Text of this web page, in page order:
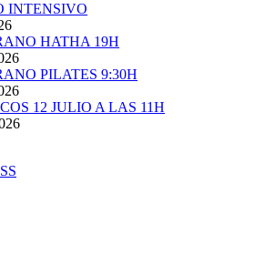
INTENSIVO
HATHA 19H
PILATES 9:30H
12 JULIO A LAS 11H